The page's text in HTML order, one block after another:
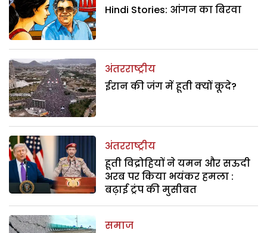
Hindi Stories: आंगन का बिरवा
अंतरराष्ट्रीय
ईरान की जंग में हूती क्यों कूदे?
अंतरराष्ट्रीय
हूती विद्रोहियों ने यमन और सऊदी
अरब पर किया भयंकर हमला :
बढ़ाई ट्रंप की मुसीबत
समाज